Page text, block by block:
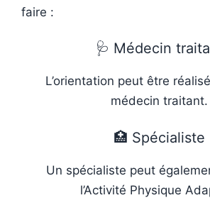
faire :
🩺 Médecin
L’orientation peut être
médecin traitant.
🏥 Spécialiste
Un spécialiste peut
l’Activité Physique